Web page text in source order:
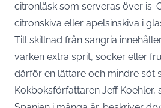
citronläsk som serveras över is.
citronskiva eller apelsinskiva i
Till skillnad från sangria
varken extra sprit, socker eller
därför en lättare och mindre söt
Kokboksförfattaren Jeff Koehler,